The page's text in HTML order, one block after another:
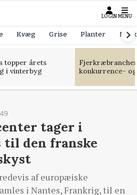
LOGIN MENU
Kvæg Grise Planter
topper årets
i vinterbyg
konkurrence-
tager i
til den franske
af europæiske
i Nantes, Frankrig, til en